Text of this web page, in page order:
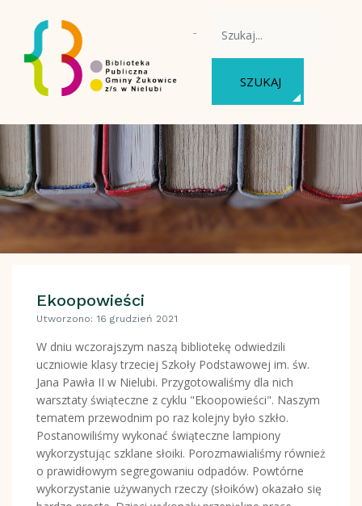
SZUKAJ
Ekoopowieści
Utworzono: 16 grudzień 2021
W dniu wczorajszym naszą bibliotekę odwiedzili
uczniowie klasy trzeciej Szkoły Podstawowej im. św.
Jana Pawła II w Nielubi. Przygotowaliśmy dla nich
warsztaty świąteczne z cyklu "Ekoopowieści". Naszym
tematem przewodnim po raz kolejny było szkło.
Postanowiliśmy wykonać świąteczne lampiony
wykorzystując szklane słoiki. Porozmawialiśmy również
o prawidłowym segregowaniu odpadów. Powtórne
wykorzystanie używanych rzeczy (słoików) okazało się